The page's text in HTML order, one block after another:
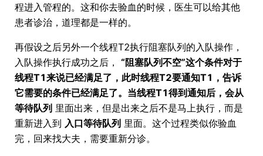
程进入管程的。这和你去验血的时候，医生可以给其他
患者诊治，道理都是一样的。
再假设之后另外一个线程T2执行阻塞队列的入队操作，
入队操作执行成功之后， “阻塞队列不空”这个条件对于
线程T1来说已经满足了，此时线程T2要通知T1，告诉
它需要的条件已经满足了。当线程T1得到通知后，会从
等待队列 里面出来，但是出来之后不是马上执行，而是
重新进入到 入口等待队列 里面。这个过程类似你验血
完，回来找大夫，需要重新分诊。